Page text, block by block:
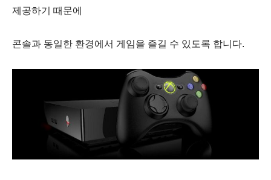
제공하기 때문에
콘솔과 동일한 환경에서 게임을 즐길 수 있도록 합니다.